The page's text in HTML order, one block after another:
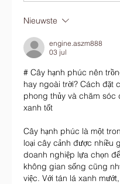
Nieuwste
engine.aszm888
03 jul
# Cây hạnh phúc nên
hay ngoài trời? Cách đặt
phong thủy và chăm sóc
xanh tốt
Cây hạnh phúc là một
loại cây cảnh được nhiều
doanh nghiệp lựa chọn
không gian sống cũng
việc. Với tán lá xanh